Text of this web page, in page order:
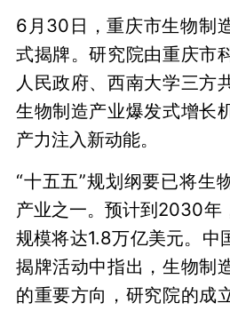
6月30日，重庆市生物制
式揭牌。研究院由重庆市
人民政府、西南大学三方
生物制造产业爆发式增长
产力注入新动能。
“十五五”规划纲要已将生
产业之一。预计到2030年
规模将达1.8万亿美元。中
揭牌活动中指出，生物制
的重要方向，研究院的成